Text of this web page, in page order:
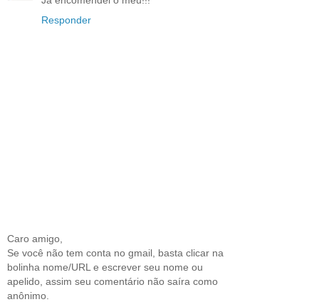
Responder
Caro amigo,
Se você não tem conta no gmail, basta clicar na
bolinha nome/URL e escrever seu nome ou
apelido, assim seu comentário não saíra como
anônimo.